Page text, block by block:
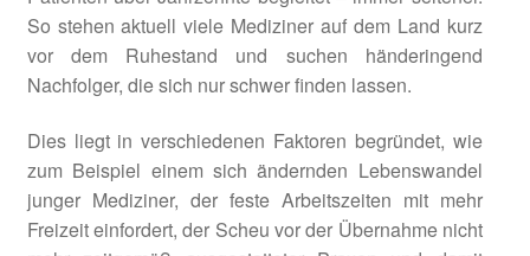
Beispiele aus der Praxis
Betreibermodelle
Bürgerbus Region Rothenburg
Das Regionalbudget
So stehen aktuell viele Mediziner auf dem Land kurz
vor dem Ruhestand und suchen händeringend
Nachfolger, die sich nur schwer finden lassen.
Dies liegt in verschiedenen Faktoren begründet, wie
zum Beispiel einem sich ändernden Lebenswandel
junger Mediziner, der feste Arbeitszeiten mit mehr
Freizeit einfordert, der Scheu vor der Übernahme nicht